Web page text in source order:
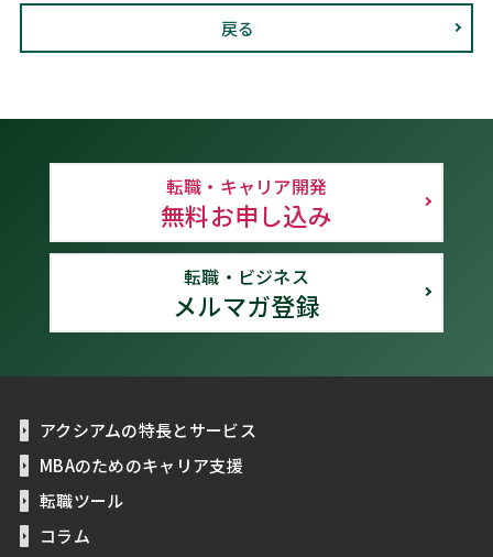
戻る
転職・キャリア開発
無料お申し込み
転職・ビジネス
メルマガ登録
アクシアムの特長とサービス
MBAのためのキャリア支援
転職ツール
コラム